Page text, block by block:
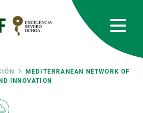
MEDITERRANEAN NETWORK OF
INNOVATION